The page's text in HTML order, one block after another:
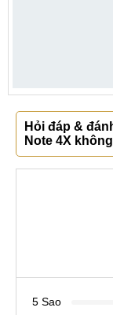
Hỏi đáp &
Note 4X
5 Sao